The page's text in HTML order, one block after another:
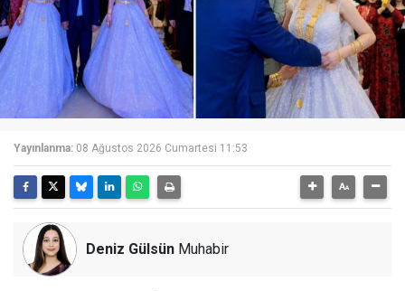
Yayınlanma: 08 Ağustos 2026 Cumartesi 11:53
Deniz Gülsün Muhabir